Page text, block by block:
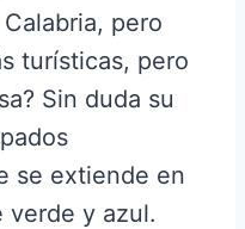
pero
turísticas, pero
Sin duda su
se extiende en
verde y azul.